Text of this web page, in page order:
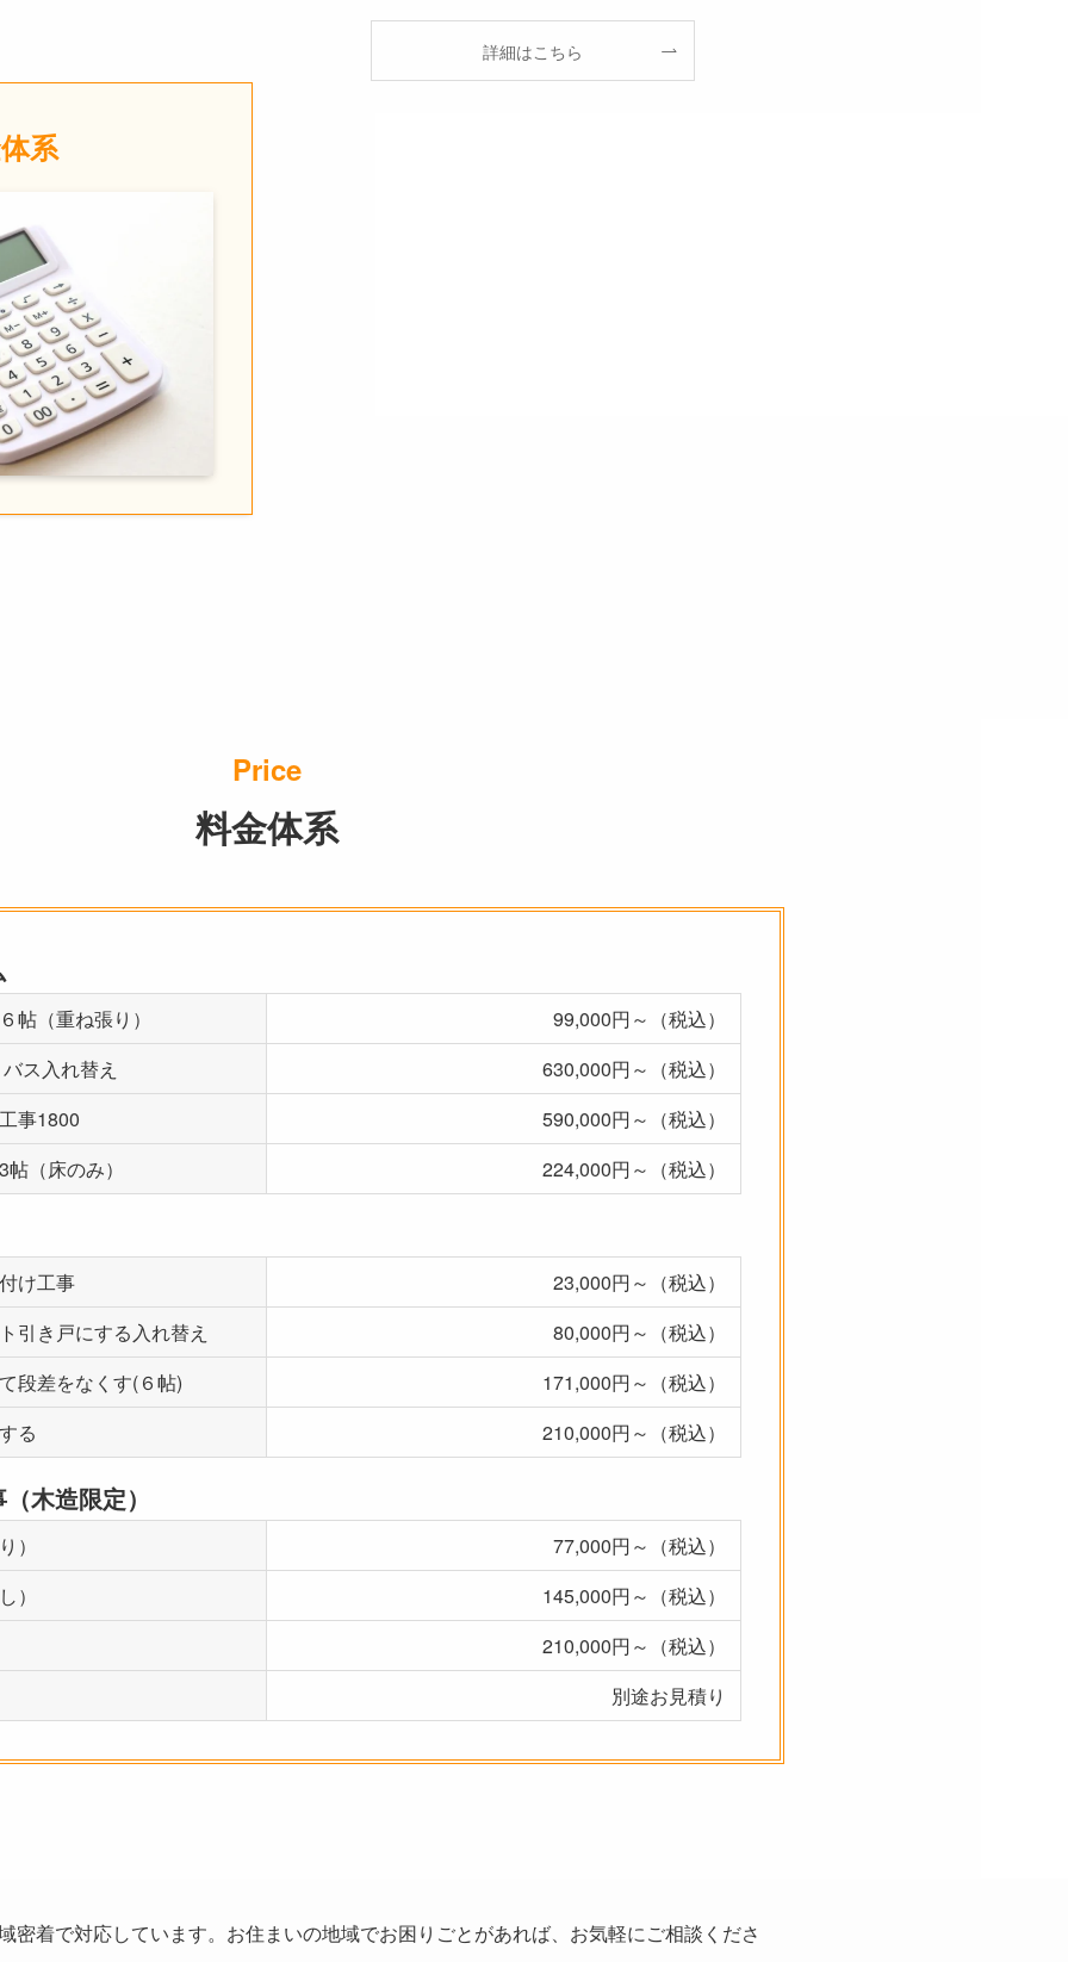
詳細はこちら
体系
Price
料金体系
帖（重ね張り）
99,000円～（税込）
ス入れ替え
630,000円～（税込）
事1800
590,000円～（税込）
（床のみ）
224,000円～（税込）
け工事
23,000円～（税込）
引き戸にする入れ替え
80,000円～（税込）
段差をなくす(６帖)
171,000円～（税込）
る
210,000円～（税込）
木造限定）
）
77,000円～（税込）
）
145,000円～（税込）
210,000円～（税込）
別途お見積り
密着で対応しています。お住まいの地域でお困りごとがあれば、お気軽にご相談くださ